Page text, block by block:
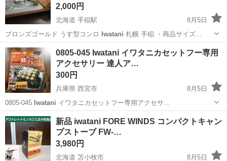
2,000円
北海道 手稲駅
8月5日
ブロンズゴールド うす型コンロ Iwatani 札幌 手稲 ・商品サイズ…
北海道 札幌市 Iwatani
0805-045 Iwatani イワタニカセットフー専用
アクセサリー 達人ア…
300円
兵庫県 西宮市
8月5日
0805-045 Iwatani イワタニカセットフー専用アクセサ…
兵庫 西宮市 調理器具
新品 iwatani FORE WINDS コンパクトキャン
プストーブ FW-…
3,980円
北海道 苫小牧市
8月5日